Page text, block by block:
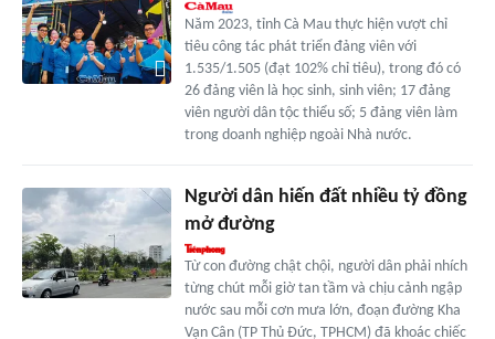
Năm 2023, tỉnh Cà Mau thực hiện vượt chỉ
tiêu công tác phát triển đảng viên với
1.535/1.505 (đạt 102% chỉ tiêu), trong đó có
26 đảng viên là học sinh, sinh viên; 17 đảng
viên người dân tộc thiểu số; 5 đảng viên làm
trong doanh nghiệp ngoài Nhà nước.
Người dân hiến đất nhiều tỷ đồng
mở đường
Từ con đường chật chội, người dân phải nhích
từng chút mỗi giờ tan tầm và chịu cảnh ngập
nước sau mỗi cơn mưa lớn, đoạn đường Kha
Vạn Cân (TP Thủ Đức, TPHCM) đã khoác chiếc